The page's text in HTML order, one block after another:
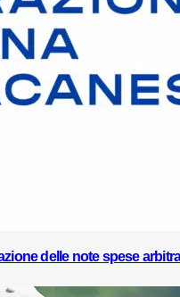
delle note spese